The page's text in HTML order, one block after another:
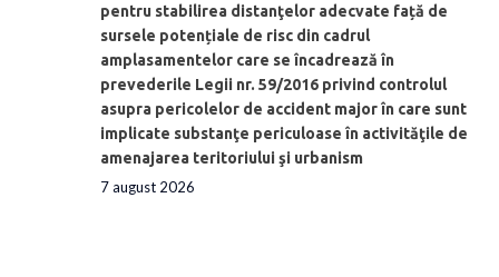
pentru stabilirea distanţelor adecvate față de
sursele potențiale de risc din cadrul
amplasamentelor care se încadrează în
prevederile Legii nr. 59/2016 privind controlul
asupra pericolelor de accident major în care sunt
implicate substanţe periculoase în activităţile de
amenajarea teritoriului şi urbanism
7 august 2026